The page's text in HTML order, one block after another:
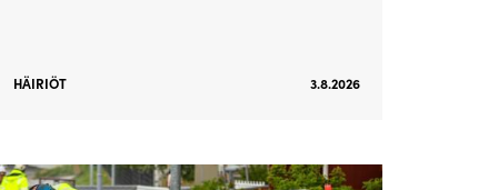
HÄIRIÖT 3.8.2026